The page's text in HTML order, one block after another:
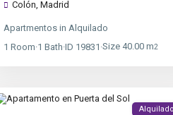
Colón,Madrid
Apartmentos inAlquilado
1 Room·1 Bath·ID 19831 ·Size 40.00 m2
Alquilado